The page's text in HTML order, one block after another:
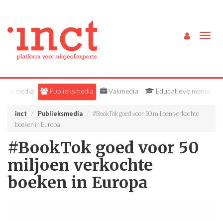
Alle media Publieksmedia Vakmedia Educatieve media
inct Publieksmedia
#BookTok goed voor 50 miljoen verkochte
boeken in Europa
#BookTok goed voor 50
miljoen verkochte
boeken in Europa